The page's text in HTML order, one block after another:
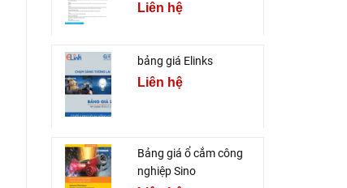
Liên hệ
bảng giá Elinks
Liên hệ
Bảng giá ổ cắm công
nghiệp Sino